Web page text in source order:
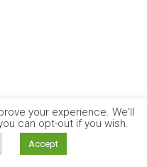
your experience. We'll
can opt-out if you wish.
Accept